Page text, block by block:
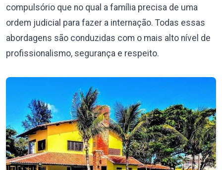
compulsório que no qual a família precisa de uma
ordem judicial para fazer a internação. Todas essas
abordagens são conduzidas com o mais alto nível de
profissionalismo, segurança e respeito.